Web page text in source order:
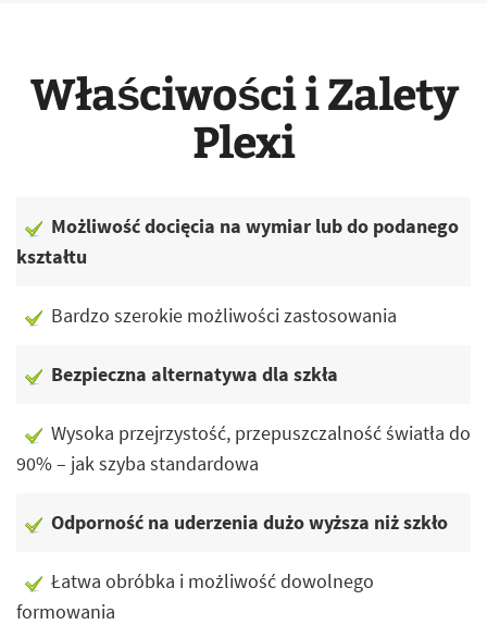
Właściwości i Zalety
Plexi
Możliwość docięcia na wymiar lub do podanego
kształtu
Bardzo szerokie możliwości zastosowania
Bezpieczna alternatywa dla szkła
Wysoka przejrzystość, przepuszczalność światła do
90% – jak szyba standardowa
Odporność na uderzenia dużo wyższa niż szkło
Łatwa obróbka i możliwość dowolnego
formowania